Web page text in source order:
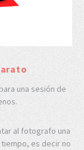
una sesión de
al fotografo una
es decir no